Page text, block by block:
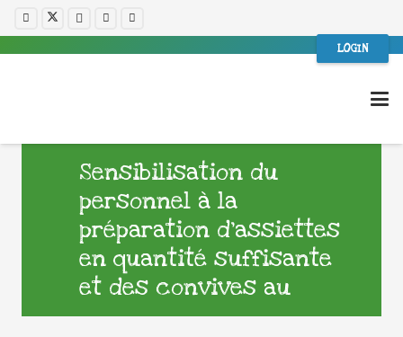
LOGIN
Sensibilisation du
personnel à la
préparation d’assiettes
en quantité suffisante
et des convives au